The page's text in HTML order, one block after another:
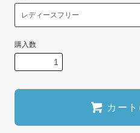
購入数
カー